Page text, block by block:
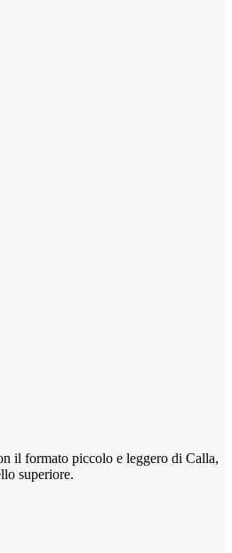
il formato piccolo e leggero di Calla,
superiore.